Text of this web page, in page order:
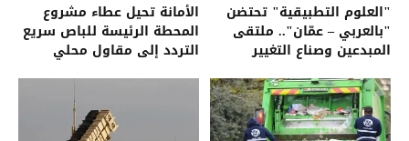
"العلوم التطبيقية" تحتضن
"بالعربي – عمّان".. ملتقى
المبدعين وصناع التغيير
الأمانة تحيل عطاء مشروع
المحطة الرئيسة للباص سريع
التردد إلى مقاول محلي